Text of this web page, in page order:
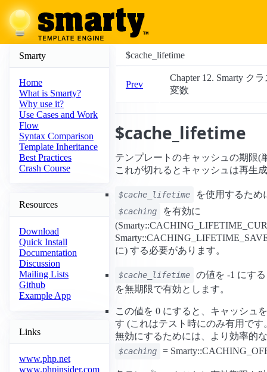
Smarty
Home
What is Smarty?
Why use it?
Use Cases and Work
Flow
Syntax Comparison
Template Inheritance
Best Practices
Crash Course
Resources
Download
Quick Install
Documentation
Discussion
Mailing Lists
Github
Example App
Links
www.php.net
www.phpinsider.com
$cache_lifetime
Prev
Chapter 12. Smarty ク
変数
$cache_lifetime
テンプレートのキャッシュの期限(
これが切れるとキャッシュは再生
$cache_lifetime を使用するため
$caching
を有効に
に) する必要があります。
$cache_lifetime
の値を -1 にす
を無期限で有効とします。
この値を 0 にすると、キャッシュ
す (これはテスト時にのみ有用です
無効にするためには、より効率的
$caching =